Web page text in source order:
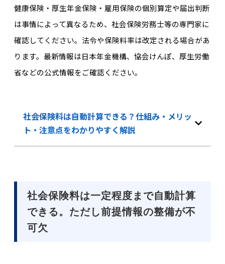
健康保険・厚生年金保険・雇用保険の個別算定や届出判断
は事情によって異なるため、社会保険労務士等の専門家に
確認してください。法令や保険料率は改定される場合があ
ります。最新情報は日本年金機構、協会けんぽ、厚生労働
省などの公式情報をご確認ください。
社会保険料は自動計算できる？仕組み・メリッ
ト・注意点をわかりやすく解説
社会保険料は一定程度まで自動計算
できる。ただし前提情報の整備が不
可欠